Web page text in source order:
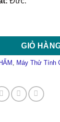
Bột Và Hạt PTG-
GIỎ
Máy Thử Tính